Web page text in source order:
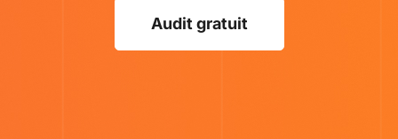
Audit gratuit